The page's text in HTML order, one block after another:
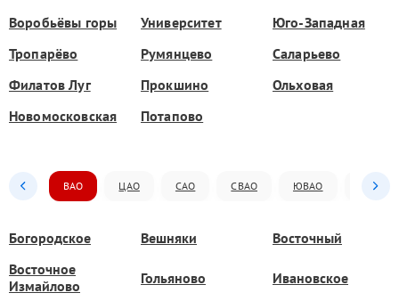
Воробьёвы горы
Университет
Юго-Западная
Тропарёво
Румянцево
Саларьево
Филатов Луг
Прокшино
Ольховая
Новомосковская
Потапово
ВАО ЦАО САО СВАО ЮВАО ЮАО
Богородское Вешняки
Восточный
Восточное
Измайлово
Гольяново Ивановское